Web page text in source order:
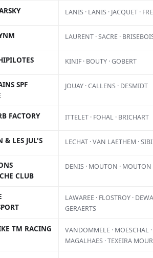
LANIS · LANIS · JACQUET ·
LAURENT · SACRE ·
KINIF · BOUTY · GOBERT
SPF
JOUAY · CALLENS · DESMIDT
FACTORY ITTELET · FOHAL · BRICHART
& LES JUL'S LECHAT · VAN LAETHEM ·
CLUB
DENIS · MOUTON · MOUTON
LAWAREE · FLOSTROY ·
GERAERTS
TM RACING
VANDOMMELE · MOESCHAL ·
MAGALHAES · TEXEIRA
450 à
à peine du début
Glenn
d’esprit actuel et